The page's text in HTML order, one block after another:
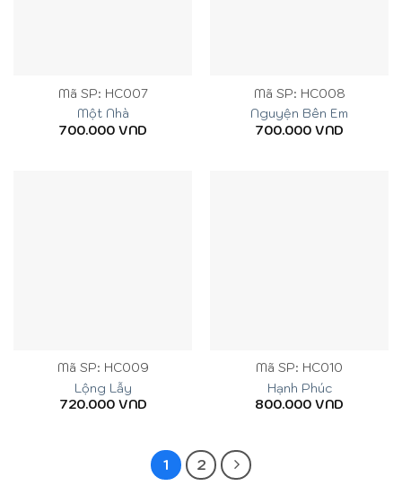
Mã SP: HC007
Một Nhà
700.000 VND
Mã SP: HC008
Nguyện Bên Em
700.000 VND
Mã SP: HC009
Lộng Lẫy
720.000VND
Mã SP: HC010
Hạnh Phúc
800.000 VND
1 2